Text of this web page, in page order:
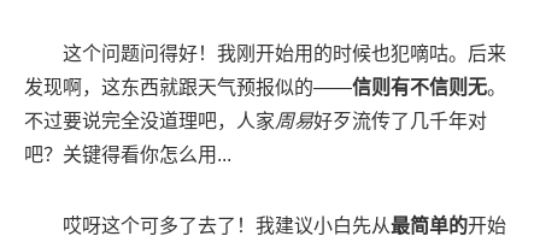
这个问题问得好！我刚开始用的时候也犯嘀咕。后来
发现啊，这东西就跟天气预报似的——信则有不信则无。
不过要说完全没道理吧，人家周易好歹流传了几千年对
吧？关键得看你怎么用...
哎呀这个可多了去了！我建议小白先从最简单的开始